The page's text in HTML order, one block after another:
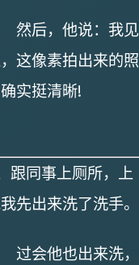
后，他说：我见
这像素拍出来的照
实挺清晰!
跟同事上厕所，上
先出来洗了洗手。
会他也出来洗，